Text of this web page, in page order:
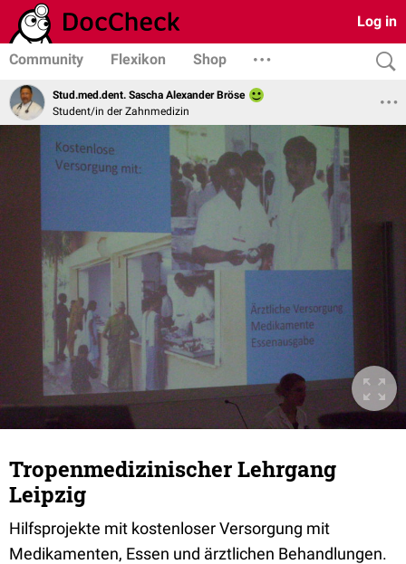
Log in
Community Flexikon Shop
Stud.med.dent. Sascha Alexander Bröse
Student/in der Zahnmedizin
Tropenmedizinischer Lehrgang
Leipzig
Hilfsprojekte mit kostenloser Versorgung mit
Medikamenten, Essen und ärztlichen Behandlungen.